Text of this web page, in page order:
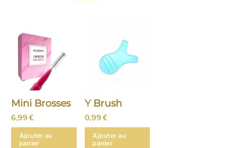
Mini Brosses
6,99€
Ajouter au
panier
Y Brush
0,99€
Ajouter au
panier